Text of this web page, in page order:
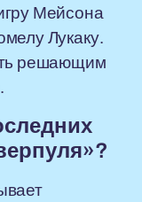
Мейсона
Лукаку.
решающим